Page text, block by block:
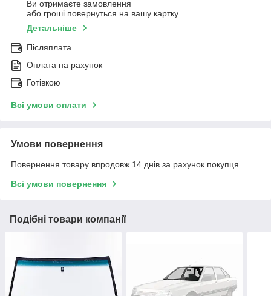
Ви отримаєте замовлення
або гроші повернуться на вашу картку
Детальніше
Післяплата
Оплата на рахунок
Готівкою
Всі умови оплати
Умови повернення
Повернення товару впродовж 14 днів за рахунок покупця
Всі умови повернення
Подібні товари компанії